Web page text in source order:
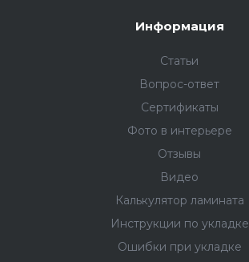
Информация
Статьи
Вопрос-ответ
Сертификаты
Фото в интерьере
Отзывы
Видео
Калькулятор ламината
Инструкции по укладке
Ошибки при укладке